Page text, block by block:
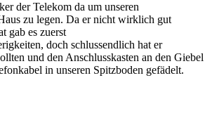
der Telekom da um unseren
zu legen. Da er nicht wirklich gut
gab es zuerst
doch schlussendlich hat er
und den Anschlusskasten an den Giebel
in unseren Spitzboden gefädelt.